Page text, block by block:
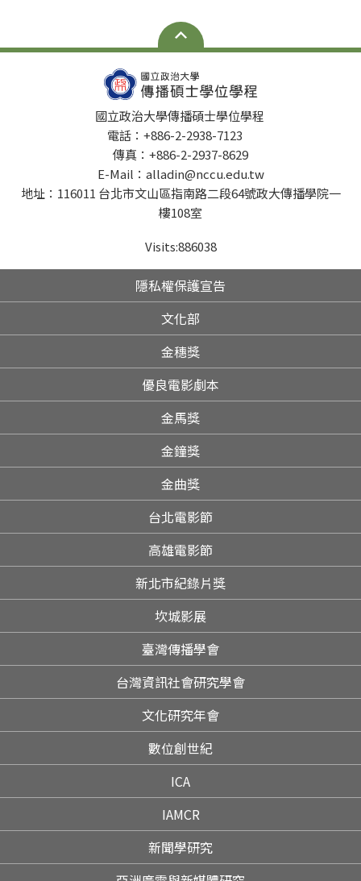
國立政治大學傳播碩士學位學程
電話：+886-2-2938-7123
傳真：+886-2-2937-8629
E-Mail：alladin@nccu.edu.tw
地址：116011 台北市文山區指南路二段64號政大傳播學院一
樓108室
Visits:886038
隱私權保護宣告
文化部
金穗獎
優良電影劇本
金馬獎
金鐘獎
金曲獎
台北電影節
高雄電影節
新北市紀錄片獎
坎城影展
臺灣傳播學會
台灣資訊社會研究學會
文化研究年會
數位創世紀
ICA
IAMCR
新聞學研究